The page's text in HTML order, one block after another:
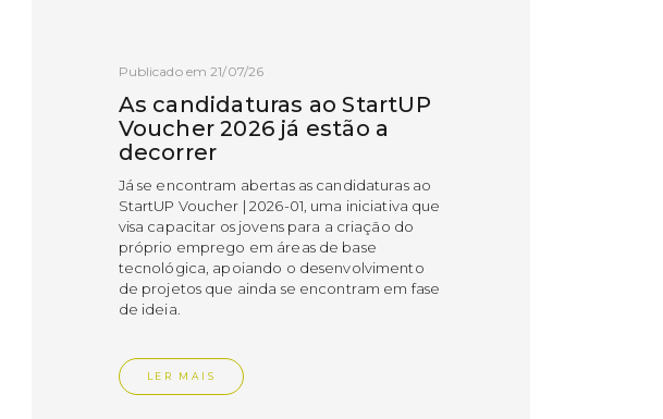
Publicado em 21/07/26
As candidaturas ao StartUP
Voucher 2026 já estão a
decorrer
Já se encontram abertas as candidaturas ao
StartUP Voucher | 2026-01, uma iniciativa que
visa capacitar os jovens para a criação do
próprio emprego em áreas de base
tecnológica, apoiando o desenvolvimento
de projetos que ainda se encontram em fase
de ideia.
LER MAIS